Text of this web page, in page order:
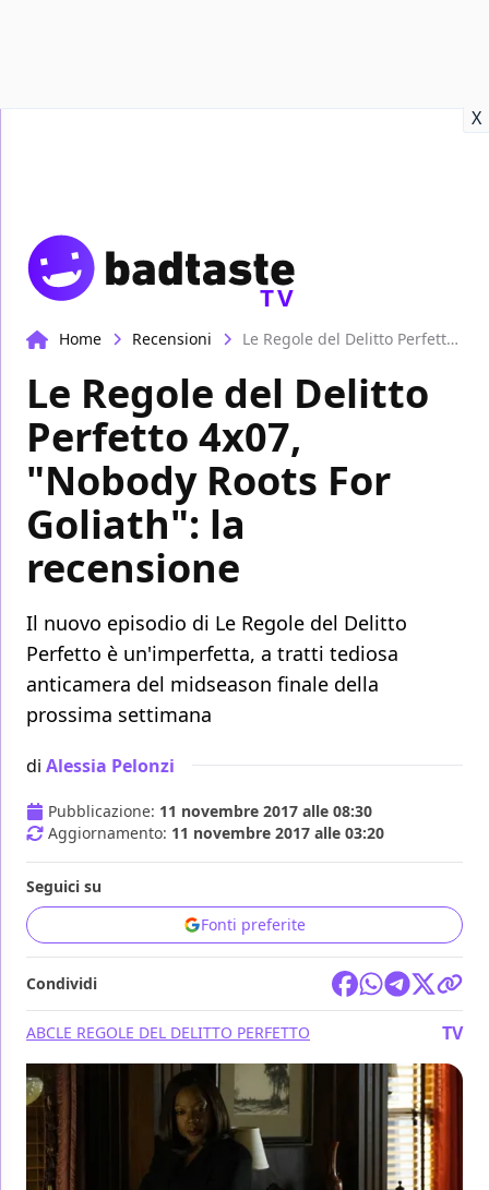
X
TV
Home Recensioni Le Regole del Delitto Perfetto 4x07, "Nobody Roots For Goliath": la recensione
Le Regole del Delitto
Perfetto 4x07,
"Nobody Roots For
Goliath": la
recensione
Il nuovo episodio di Le Regole del Delitto
Perfetto è un'imperfetta, a tratti tediosa
anticamera del midseason finale della
prossima settimana
di Alessia Pelonzi
Pubblicazione: 11 novembre 2017 alle 08:30
Aggiornamento: 11 novembre 2017 alle 03:20
Seguici su
Fonti preferite
Condividi
ABCLE REGOLE DEL DELITTO PERFETTO TV